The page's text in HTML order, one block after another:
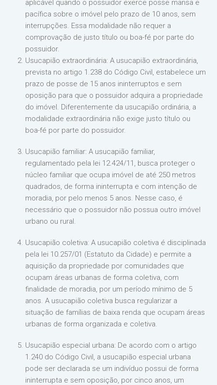
aplicável quando o possuidor exerce posse mansa e
pacífica sobre o imóvel pelo prazo de 10 anos, sem
interrupções. Essa modalidade não requer a
comprovação de justo título ou boa-fé por parte do
possuidor.
Usucapião extraordinária: A usucapião extraordinária,
prevista no artigo 1.238 do Código Civil, estabelece um
prazo de posse de 15 anos ininterruptos e sem
oposição para que o possuidor adquira a propriedade
do imóvel. Diferentemente da usucapião ordinária, a
modalidade extraordinária não exige justo título ou
boa-fé por parte do possuidor.
Usucapião familiar: A usucapião familiar,
regulamentado pela lei 12.424/11, busca proteger o
núcleo familiar que ocupa imóvel de até 250 metros
quadrados, de forma ininterrupta e com intenção de
moradia, por pelo menos 5 anos. Nesse caso, é
necessário que o possuidor não possua outro imóvel
urbano ou rural.
Usucapião coletiva: A usucapião coletiva é disciplinada
pela lei 10.257/01 (Estatuto da Cidade) e permite a
aquisição da propriedade por comunidades que
ocupam áreas urbanas de forma coletiva, com
finalidade de moradia, por um período mínimo de 5
anos. A usucapião coletiva busca regularizar a
situação de famílias de baixa renda que ocupam áreas
urbanas de forma organizada e coletiva.
Usucapião especial urbana: De acordo com o artigo
1.240 do Código Civil, a usucapião especial urbana
pode ser declarada se um indivíduo possui de forma
ininterrupta e sem oposição, por cinco anos, um